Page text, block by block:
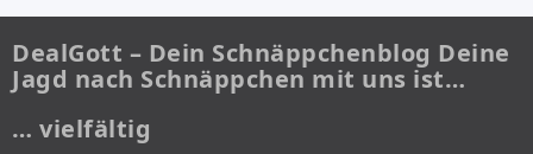
DealGott – Dein Schnäppchenblog Deine
Jagd nach Schnäppchen mit uns ist…
… vielfältig